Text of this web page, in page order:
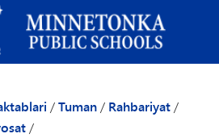
maktablari
/Tuman/ Rahbariyat/
/